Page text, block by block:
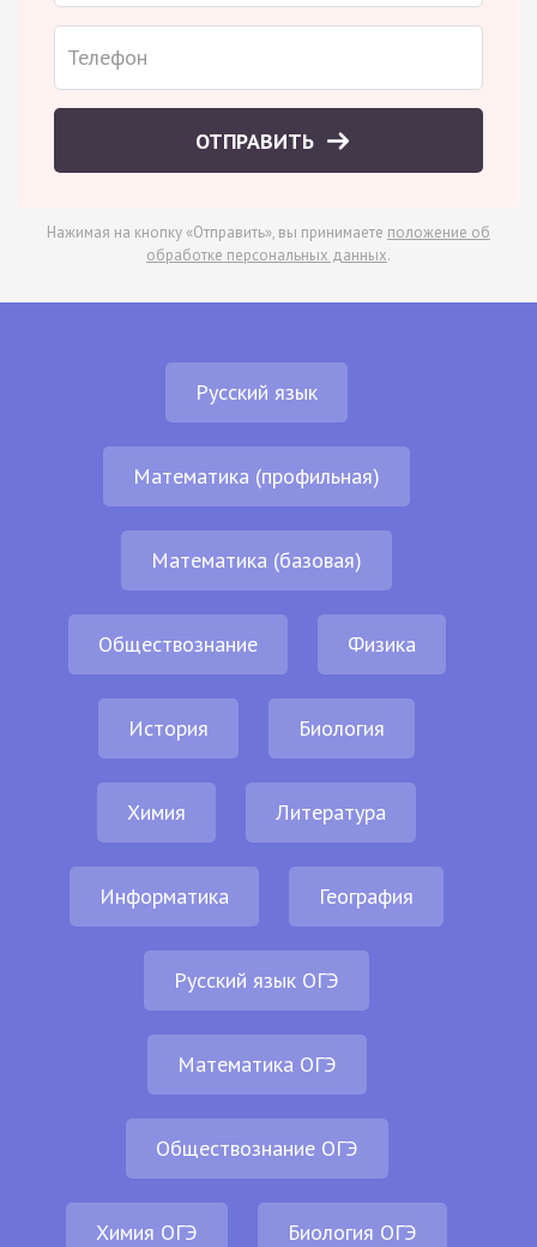
ОТПРАВИТЬ
Нажимая на кнопку «Отправить», вы принимаете положение об
обработке персональных данных.
Русский язык
Математика (профильная)
Математика (базовая)
Обществознание Физика
История Биология
Химия Литература
Информатика География
Русский язык ОГЭ
Математика ОГЭ
Обществознание ОГЭ
Химия ОГЭ Биология ОГЭ